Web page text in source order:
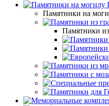
Памятники на
Памятники